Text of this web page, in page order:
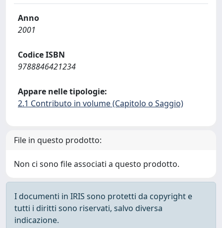
Anno
2001
Codice ISBN
9788846421234
Appare nelle tipologie:
2.1 Contributo in volume (Capitolo o Saggio)
File in questo prodotto:
Non ci sono file associati a questo prodotto.
I documenti in IRIS sono protetti da copyright e
tutti i diritti sono riservati, salvo diversa
indicazione.